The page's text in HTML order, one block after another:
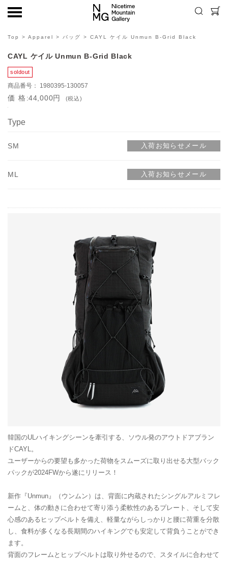
Top > Apparel > バッグ > CAYL ケイル Unmun B-Grid Black
CAYL ケイル Unmun B-Grid Black
1980395-130057
価格44,000円 (税込)
Type
SM
ML
韓国のULハイキングシーンを牽引する、ソウル発のアウトドアブラン
ドCAYL。
ユーザーからの要望も多かった荷物をスムーズに取り出せる大型バック
パックが2024FWから遂にリリース！
新作『Unmun』（ウンムン）は、背面に内蔵されたシングルアルミフレ
ームと、体の動きに合わせて寄り添う柔軟性のあるプレート、そして安
心感のあるヒップベルトを備え、軽量ながらしっかりと腰に荷重を分散
し、食料が多くなる長期間のハイキングでも安定して背負うことができ
ます。
背面のフレームとヒップベルトは取り外せるので、スタイルに合わせて